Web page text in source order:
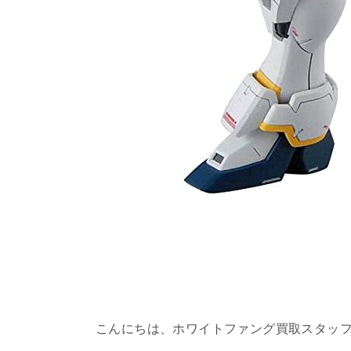
こんにちは、ホワイトファング買取スタッ